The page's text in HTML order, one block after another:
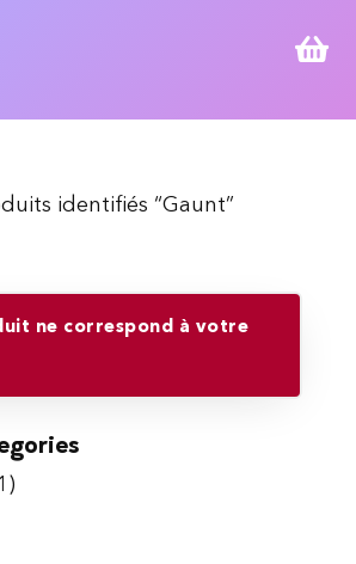

identifiés “Gaunt”
ne correspond à votre